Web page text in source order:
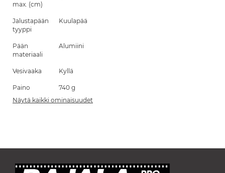
max. (cm)
Jalustapään
tyyppi
Kuulapää
Pään
materiaali
Alumiini
Vesivaaka Kyllä
Paino
740 g
Näytä kaikki ominaisuudet